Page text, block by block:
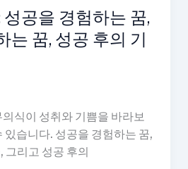
공을 경험하는 꿈,
는 꿈, 성공 후의 기
식이 성취와 기쁨을 바라보
있습니다. 성공을 경험하는 꿈,
그리고 성공 후의